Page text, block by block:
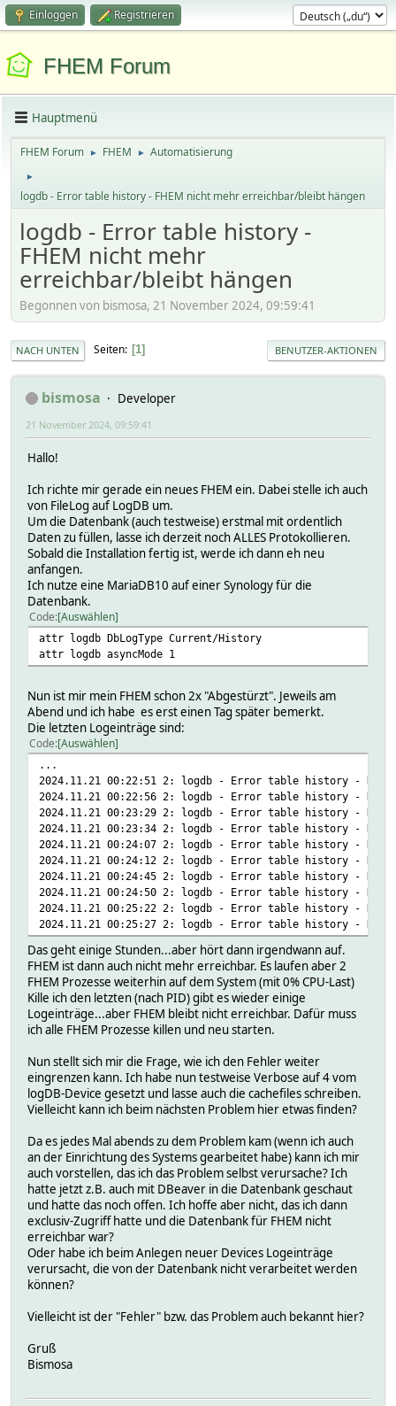
Einloggen Registrieren
FHEM Forum
Hauptmenü
FHEM Forum ► FHEM ► Automatisierung
►
logdb - Error table history - FHEM nicht mehr erreichbar/bleibt hängen
logdb - Error table history -
FHEM nicht mehr
erreichbar/bleibt hängen
Begonnen von bismosa, 21 November 2024, 09:59:41
NACH UNTEN Seiten 1 BENUTZER-AKTIONEN
bismosa Developer
21 November 2024, 09:59:41
Hallo!
Ich richte mir gerade ein neues FHEM ein. Dabei stelle ich auch
von FileLog auf LogDB um.
Um die Datenbank (auch testweise) erstmal mit ordentlich
Daten zu füllen, lasse ich derzeit noch ALLES Protokollieren.
Sobald die Installation fertig ist, werde ich dann eh neu
anfangen.
Ich nutze eine MariaDB10 auf einer Synology für die
Datenbank.
Code Auswählen
attr logdb DbLogType Current/History
attr logdb asyncMode 1
Nun ist mir mein FHEM schon 2x "Abgestürzt". Jeweils am
Abend und ich habe es erst einen Tag später bemerkt.
Die letzten Logeinträge sind:
Code Auswählen
...
2024.11.21 00:22:51 2: logdb - Error table history -
2024.11.21 00:22:56 2: logdb - Error table history -
2024.11.21 00:23:29 2: logdb - Error table history -
2024.11.21 00:23:34 2: logdb - Error table history -
2024.11.21 00:24:07 2: logdb - Error table history -
2024.11.21 00:24:12 2: logdb - Error table history -
2024.11.21 00:24:45 2: logdb - Error table history -
2024.11.21 00:24:50 2: logdb - Error table history -
2024.11.21 00:25:22 2: logdb - Error table history -
2024.11.21 00:25:27 2: logdb - Error table history -
Das geht einige Stunden...aber hört dann irgendwann auf.
FHEM ist dann auch nicht mehr erreichbar. Es laufen aber 2
FHEM Prozesse weiterhin auf dem System (mit 0% CPU-Last)
Kille ich den letzten (nach PID) gibt es wieder einige
Logeinträge...aber FHEM bleibt nicht erreichbar. Dafür muss
ich alle FHEM Prozesse killen und neu starten.
Nun stellt sich mir die Frage, wie ich den Fehler weiter
eingrenzen kann. Ich habe nun testweise Verbose auf 4 vom
logDB-Device gesetzt und lasse auch die cachefiles schreiben.
Vielleicht kann ich beim nächsten Problem hier etwas finden?
Da es jedes Mal abends zu dem Problem kam (wenn ich auch
an der Einrichtung des Systems gearbeitet habe) kann ich mir
auch vorstellen, das ich das Problem selbst verursache? Ich
hatte jetzt z.B. auch mit DBeaver in die Datenbank geschaut
und hatte das noch offen. Ich hoffe aber nicht, das ich dann
exclusiv-Zugriff hatte und die Datenbank für FHEM nicht
erreichbar war?
Oder habe ich beim Anlegen neuer Devices Logeinträge
verursacht, die von der Datenbank nicht verarbeitet werden
können?
Vielleicht ist der "Fehler" bzw. das Problem auch bekannt hier?
Gruß
Bismosa